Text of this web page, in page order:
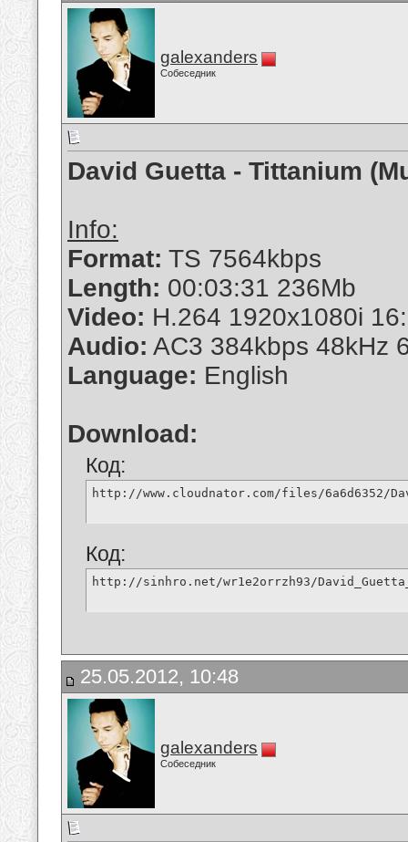
galexanders
Собеседник
David Guetta - Tittanium
Info:
Format: TS 7564kbps
Length: 00:03:31 236Mb
Video: H.264 1920x1080i
Audio: AC3 384kbps 48kHz
Language: English
Download:
Код:
http://www.cloudnator.com/files/6a6d6352/
Код:
http://sinhro.net/wr1e2orrzh93/
25.05.2012, 10:48
galexanders
Собеседник